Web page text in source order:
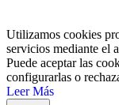
Utilizamos cookies
servicios mediante el
Puede aceptar las
configurarlas o
Leer Más